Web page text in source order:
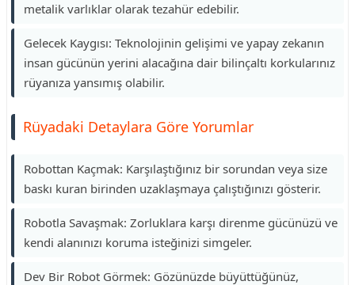
metalik varlıklar olarak tezahür edebilir.
Gelecek Kaygısı: Teknolojinin gelişimi ve yapay zekanın
insan gücünün yerini alacağına dair bilinçaltı korkularınız
rüyanıza yansımış olabilir.
Rüyadaki Detaylara Göre Yorumlar
Robottan Kaçmak: Karşılaştığınız bir sorundan veya size
baskı kuran birinden uzaklaşmaya çalıştığınızı gösterir.
Robotla Savaşmak: Zorluklara karşı direnme gücünüzü ve
kendi alanınızı koruma isteğinizi simgeler.
Dev Bir Robot Görmek: Gözünüzde büyüttüğünüz,